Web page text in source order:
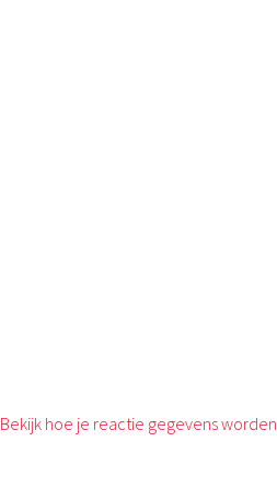
Bekijk hoe je reactie gegevens worden